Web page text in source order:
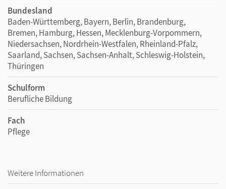
Bundesland
Baden-Württemberg, Bayern, Berlin, Brandenburg,
Bremen, Hamburg, Hessen, Mecklenburg-Vorpommern,
Niedersachsen, Nordrhein-Westfalen, Rheinland-Pfalz,
Saarland, Sachsen, Sachsen-Anhalt, Schleswig-Holstein,
Thüringen
Schulform
Berufliche Bildung
Fach
Pflege
Weitere Informationen